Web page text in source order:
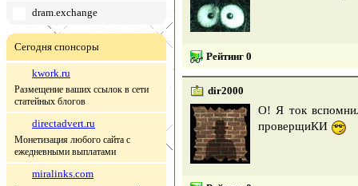
dram.exchange
Сегодня спонсоры
kwork.ru
Размещение ваших ссылок в сети
статейных блогов
directadvert.ru
Монетизация любого сайта с
ежедневными выплатами
miralinks.com
Рейтинг 0
dir2000
О! Я ток
проверщиКИ